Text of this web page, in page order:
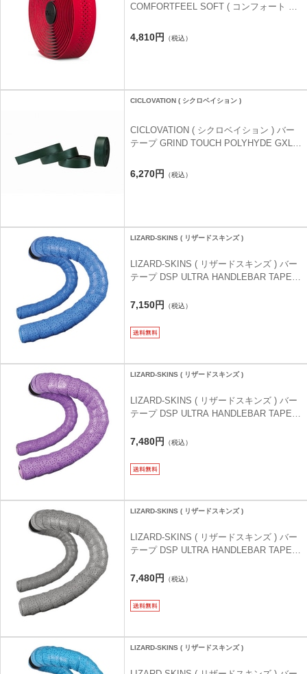
COMFORTFEEL SOFT ( コンフォート ソ
4,810円 （税込）
CICLOVATION ( シクロベイション )
CICLOVATION ( シクロベイション ) バー
テープ GRIND TOUCH POLYHYDE GXL (
シンググリーン
6,270円 （税込）
LIZARD-SKINS ( リザードスキンズ )
LIZARD-SKINS ( リザードスキンズ ) バー
テープ DSP ULTRA HANDLEBAR TAPE (
ルトブルー 1.9MM
7,150円 （税込）
LIZARD-SKINS ( リザードスキンズ )
LIZARD-SKINS ( リザードスキンズ ) バー
テープ DSP ULTRA HANDLEBAR TAPE (
オレットパープル 2.7MM
7,480円 （税込）
LIZARD-SKINS ( リザードスキンズ )
LIZARD-SKINS ( リザードスキンズ ) バー
テープ DSP ULTRA HANDLEBAR TAPE (
ルグレー 2.7MM
7,480円 （税込）
LIZARD-SKINS ( リザードスキンズ )